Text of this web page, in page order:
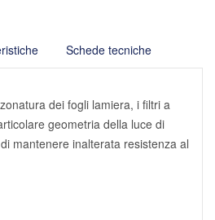
Schede tecniche
dei fogli lamiera, i filtri a
geometria della luce di
mantenere inalterata resistenza al